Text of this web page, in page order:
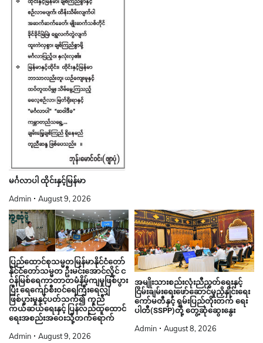
မင်္ဂလာပါ ထိုင်းနှင့်မြန်မာ
Admin August 9, 2026
ပြည်ထောင်စုသမ္မတမြန်မာနိုင်ငံတော်
နိုင်ငံတော်သမ္မတ ဦးမင်းအောင်လှိုင် င
ဝန်မြစ်ရေကာတာတမံနိမ့်ကျမှုဖြစ်ပွား
ပြီး ရေကျော်စီးဝင်ရေကြီးရေလျှံ
ဖြစ်ပွားမှုနှင့်ပတ်သက်၍ ကူညီ
ကယ်ဆယ်ရေးနှင့် ပြန်လည်ထူထောင်
ရေးအစည်းအဝေးသို့တက်ရောက်
Admin August 9, 2026
အမျိုးသားစည်းလုံးညီညွတ်ရေးနှင့်
ငြိမ်းချမ်းရေးဖော်ဆောင်မှုညှိနှိုင်းရေး
ကော်မတီနှင့် ရှမ်းပြည်တိုးတက် ရေး
ပါတီ(SSPP)တို့ တွေ့ဆုံဆွေးနွေး
Admin August 8, 2026